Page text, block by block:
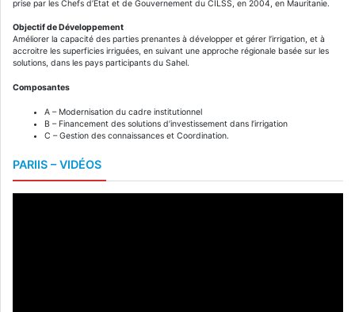
prise par les Chefs d’Etat et de Gouvernement du CILSS, en 2004, en Mauritanie.
Objectif de Développement
Améliorer la capacité des parties prenantes à développer et gérer l’irrigation, et à
accroitre les superficies irriguées, en suivant une approche régionale basée sur les
solutions, dans les pays participants du Sahel.
Composantes
A – Modernisation du cadre institutionnel
B – Financement des solutions d’investissement dans l’irrigation
C – Gestion des connaissances et Coordination.
PARIIS – VIDÉOS